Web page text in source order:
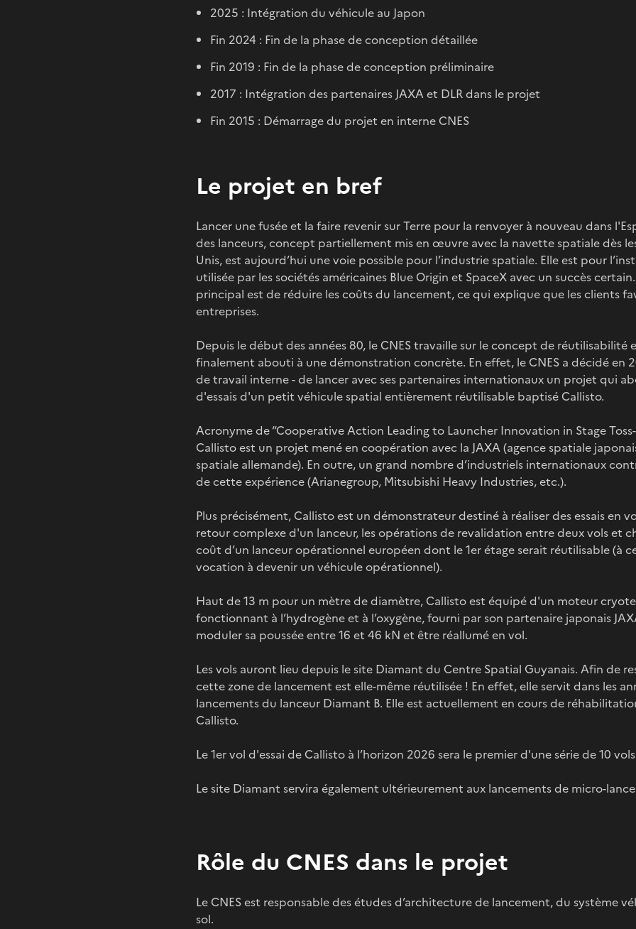
2025 : Intégration du véhicule au Japon
Fin 2024 : Fin de la phase de conception détaillée
Fin 2019 : Fin de la phase de conception préliminaire
2017 : Intégration des partenaires JAXA et DLR dans le projet
Fin 2015 : Démarrage du projet en interne CNES
Le projet en bref
Lancer une fusée et la faire revenir sur Terre pour la renvoyer à nouveau dans
des lanceurs, concept partiellement mis en œuvre avec la navette spatiale dès
Unis, est aujourd’hui une voie possible pour l’industrie spatiale. Elle est pour
utilisée par les sociétés américaines Blue Origin et SpaceX avec un succès
principal est de réduire les coûts du lancement, ce qui explique que les clients
entreprises.
Depuis le début des années 80, le CNES travaille sur le concept de réutilisabilité
finalement abouti à une démonstration concrète. En effet, le CNES a décidé en
de travail interne - de lancer avec ses partenaires internationaux un projet qui
d'essais d'un petit véhicule spatial entièrement réutilisable baptisé Callisto.
Acronyme de “Cooperative Action Leading to Launcher Innovation in Stage
Callisto est un projet mené en coopération avec la JAXA (agence spatiale
spatiale allemande). En outre, un grand nombre d’industriels internationaux
de cette expérience (Arianegroup, Mitsubishi Heavy Industries, etc.).
Plus précisément, Callisto est un démonstrateur destiné à réaliser des essais en
retour complexe d'un lanceur, les opérations de revalidation entre deux vols et
coût d’un lanceur opérationnel européen dont le 1er étage serait réutilisable (à
vocation à devenir un véhicule opérationnel).
Haut de 13 m pour un mètre de diamètre, Callisto est équipé d'un moteur
fonctionnant à l’hydrogène et à l’oxygène, fourni par son partenaire japonais
moduler sa poussée entre 16 et 46 kN et être réallumé en vol.
Les vols auront lieu depuis le site Diamant du Centre Spatial Guyanais. Afin de
cette zone de lancement est elle-même réutilisée ! En effet, elle servit dans les
lancements du lanceur Diamant B. Elle est actuellement en cours de
Callisto.
Le 1er vol d'essai de Callisto à l’horizon 2026 sera le premier d'une série de 10
Le site Diamant servira également ultérieurement aux lancements de micro-
Rôle du CNES dans le projet
Le CNES est responsable des études d’architecture de lancement, du système
sol.